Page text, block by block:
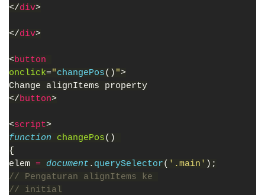
</div>
</div>
<button
onclick="changePos() ">
Change alignItems property
</button>
<script>
function changePos()
{
elem = document . querySelector( '.main' );
// Pengaturan alignItems ke
// initial